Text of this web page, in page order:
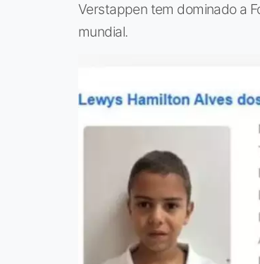
Verstappen tem dominado a
mundial.